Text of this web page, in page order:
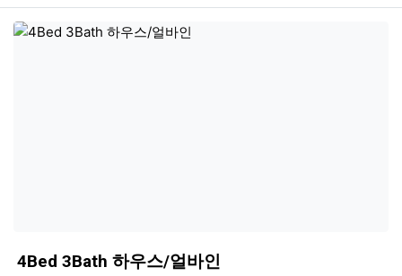
4Bed 3Bath 하우스/얼바인